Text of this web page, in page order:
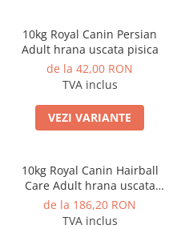
10kg Royal Canin Persian
Adult hrana uscata pisica
de la 42,00 RON
TVA inclus
VEZI VARIANTE
10kg Royal Canin Hairball
Care Adult hrana uscata
pisica pentru limitarea
ghemurilor de blana
de la 186,20 RON
TVA inclus